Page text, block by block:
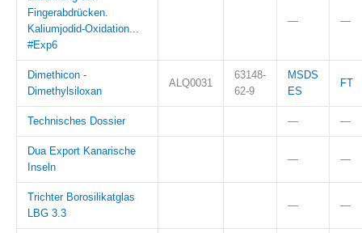
Fingerabdrücken.
Kaliumjodid-Oxidation...
#Exp6
— —
Dimethicon -
Dimethylsiloxan
ALQ0031
63148-
62-9
MSDS
ES
FT
Technisches Dossier — —
Dua Export Kanarische
Inseln
— —
Trichter Borosilikatglas
LBG 3.3
— —